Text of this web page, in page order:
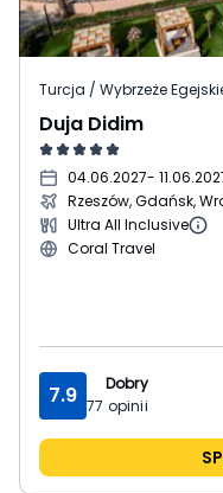
Turcja / Wybrzeże
Duja Didim
04.06.2027-
Rzeszów, Gdańsk,
Ultra All Inclusive
Coral Travel
7.9
Dobry
77 opinii